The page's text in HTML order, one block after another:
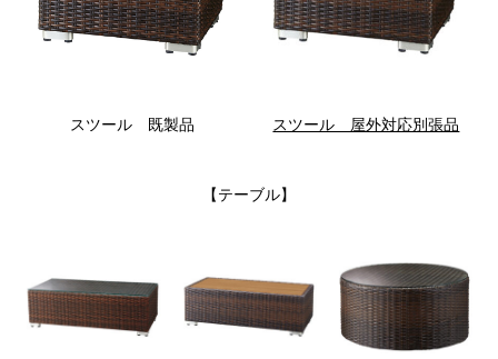
スツール 既製品 スツール 屋外対応別張品
【テーブル】